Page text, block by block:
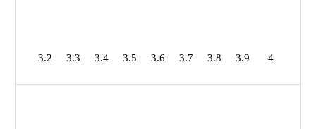
3.2 3.3 3.4 3.5 3.6 3.7 3.8 3.9 4